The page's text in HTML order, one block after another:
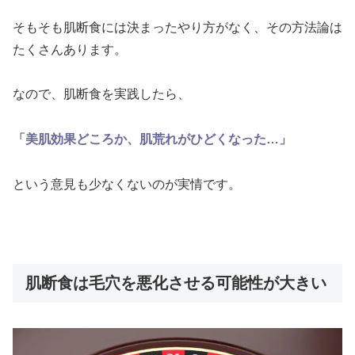
そもそも肌断食には決まったやり方がなく、その方法論は
たくさんあります。
なので、肌断食を実践したら、
「美肌効果どころか、肌荒れがひどくなった…」
という意見も少なくないのが実情です。
肌断食は毛穴を悪化させる可能性が大きい